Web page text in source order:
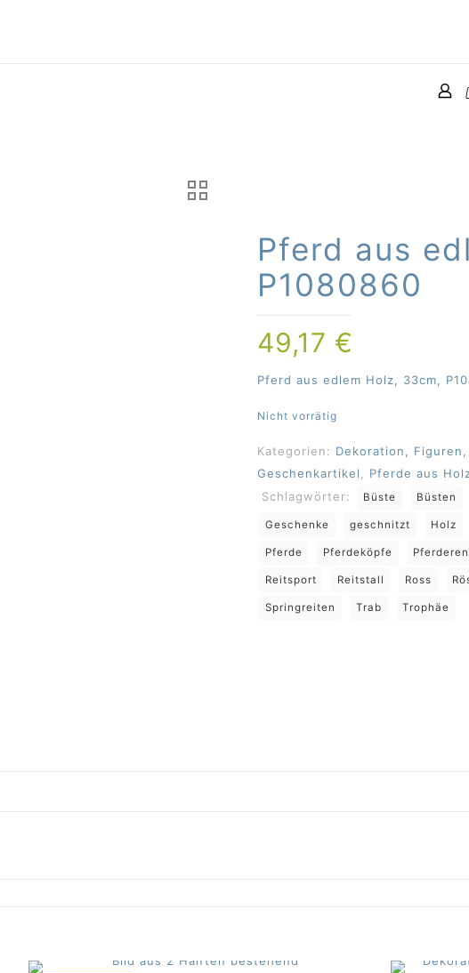
Pferd aus
P1080860
49,17 €
Pferd aus edlem Holz, 33cm,
Nicht vorrätig
Kategorien: Dekoration,
Geschenkartikel
Pferde aus
Schlagwörter:
Büste Büsten
Geschenke geschnitzt Holz
Pferde Pferdeköpfe
Reitsport Reitstall Ross
Springreiten Trab Trophäe